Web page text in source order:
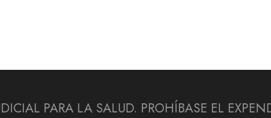
PARA LA SALUD. PROHÍBASE EL